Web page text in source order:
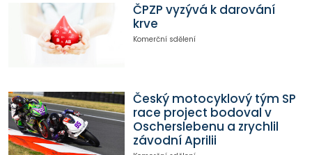
ČPZP vyzývá k darování
krve
Komerční sdělení
Český motocyklový tým SP
race project bodoval v
Oscherslebenu a zrychlil
závodní Aprilii